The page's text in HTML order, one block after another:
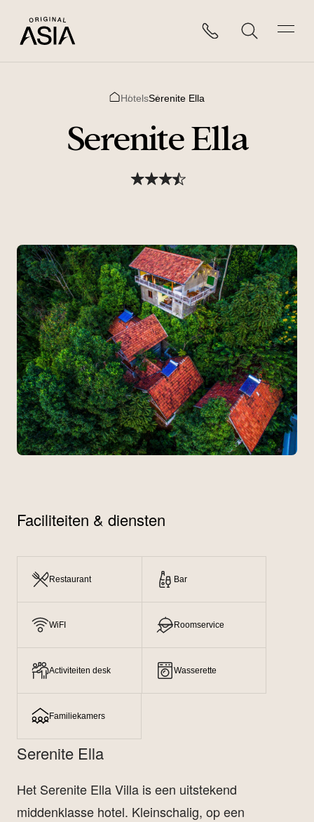
HotelsSerenite Ella
Serenite Ella
Serenite Ella
Het Serenite Ella Villa is een uitstekend
middenklasse hotel. Kleinschalig, op een
Faciliteiten & diensten
Restaurant Bar
WiFI Roomservice
Activiteiten desk Wasserette
Familiekamers